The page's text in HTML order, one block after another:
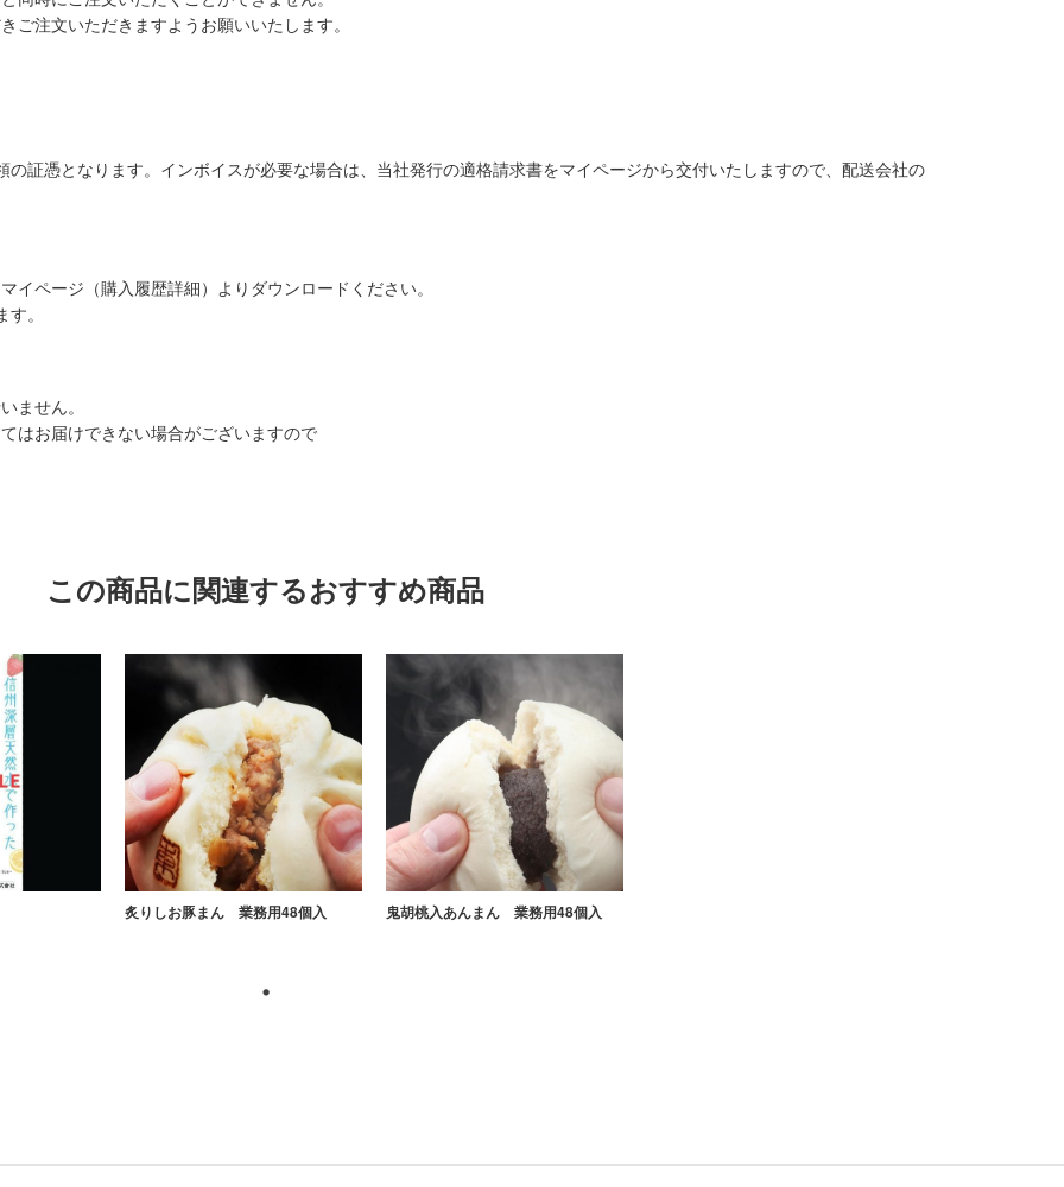
注文いただきますようお願いいたします。
証憑となります。インボイスが必要な場合は、当社発行の適格請求書をマイページから交付いたしますので、配送会社の
ページ（購入履歴詳細）よりダウンロードください。
。
ません。
お届けできない場合がございますので
この商品に関連するおすすめ商品
炙りしお豚まん 業務用48個入 鬼胡桃入あんまん 業務用48個入